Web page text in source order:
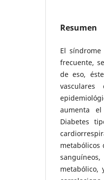
Resumen
El síndrome
frecuente,
de eso,
aumenta
Diabetes
metabólicos
metabólico,